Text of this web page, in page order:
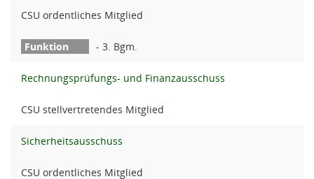
CSU ordentliches Mitglied
- 3. Bgm.
Rechnungsprüfungs- und Finanzausschuss
CSU stellvertretendes Mitglied
Sicherheitsausschuss
CSU ordentliches Mitglied